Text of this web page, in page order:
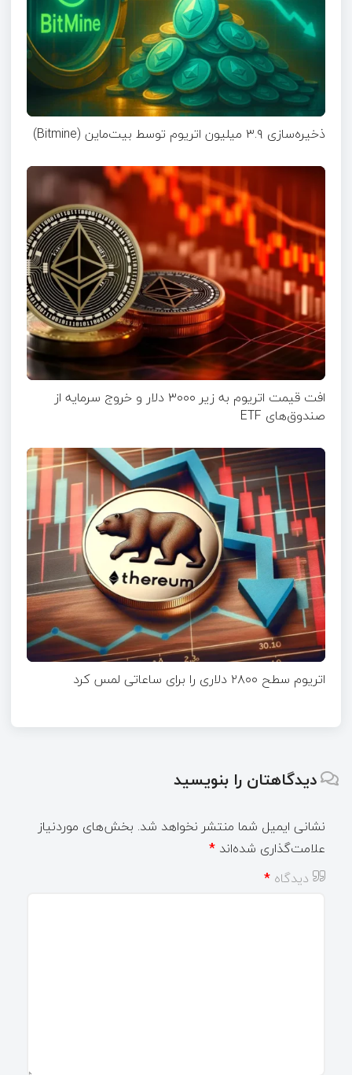
ذخیره‌سازی ۳.۹ میلیون اتریوم توسط بیت‌ماین (Bitmine)
افت قیمت اتریوم به زیر ۳۰۰۰ دلار و خروج سرمایه از
صندوق‌های ETF
اتریوم سطح ۲۸۰۰ دلاری را برای ساعاتی لمس کرد
دیدگاهتان را بنویسید
نشانی ایمیل شما منتشر نخواهد شد. بخش‌های موردنیاز
علامت‌گذاری شده‌اند *
دیدگاه *